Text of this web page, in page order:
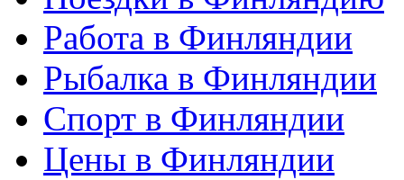
Работа в Финляндии
Рыбалка в Финляндии
Спорт в Финляндии
Цены в Финляндии